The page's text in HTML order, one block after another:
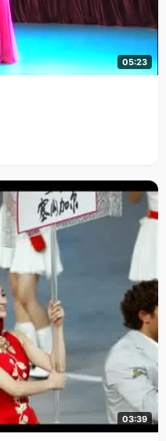
05:23
03:39